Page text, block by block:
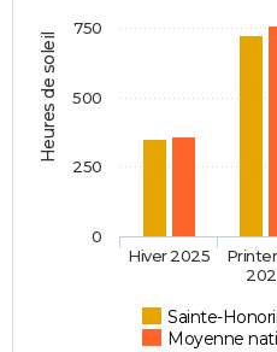
Heures de soleil
Sainte-
Moyenne
Hiver 2025
0
250
500
750